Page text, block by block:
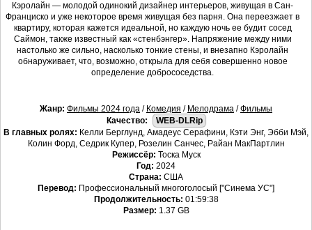
Кэролайн — молодой одинокий дизайнер интерьеров, живущая в Сан-
Франциско и уже некоторое время живущая без парня. Она переезжает в
квартиру, которая кажется идеальной, но каждую ночь ее будит сосед
Саймон, также известный как «стенбэнгер». Напряжение между ними
настолько же сильно, насколько тонкие стены, и внезапно Кэролайн
обнаруживает, что, возможно, открыла для себя совершенно новое
определение добрососедства.
Жанр: Фильмы 2024 года / Комедия / Мелодрама /Фильмы
Качество:
WEB-DLRip
В главных ролях: Келли Берглунд, Амадеус Серафини, Кэти Энг, Эбби Мэй,
Колин Форд, Седрик Купер, Розелин Санчес, Райан МакПартлин
Режиссёр: Тоска Муск
Год: 2024
Страна: США
Перевод: Профессиональный многоголосый ["Синема УС"]
Продолжительность: 01:59:38
Размер: 1.37 GB